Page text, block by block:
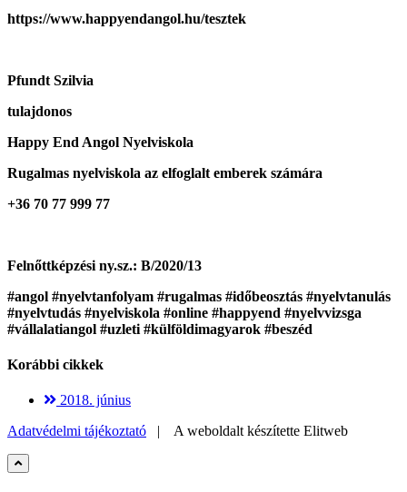
https://www.happyendangol.hu/tesztek
Pfundt Szilvia
tulajdonos
Happy End Angol Nyelviskola
Rugalmas nyelviskola az elfoglalt emberek számára
+36 70 77 999 77
Felnőttképzési ny.sz.: B/2020/13
#angol #nyelvtanfolyam #rugalmas #időbeosztás #nyelvtanulás
#nyelvtudás #nyelviskola #online #happyend #nyelvvizsga
#vállalatiangol #uzleti #külföldimagyarok #beszéd
Korábbi cikkek
2018. június
Adatvédelmi tájékoztató | A weboldalt készítette Elitweb